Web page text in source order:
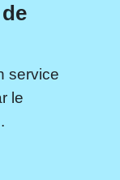
service
le